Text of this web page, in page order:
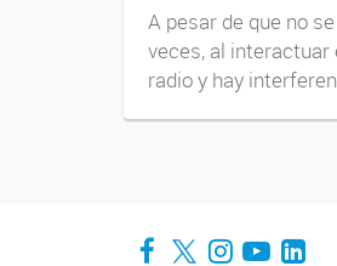
A pesar de que no
veces, al
radio y hay
Facebook
Twitter